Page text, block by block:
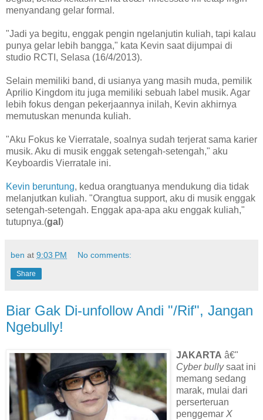
menyandang gelar formal.
"Jadi ya begitu, enggak pengin ngelanjutin kuliah, tapi kalau
punya gelar lebih bangga," kata Kevin saat dijumpai di
studio RCTI, Selasa (16/4/2013).
Selain memiliki band, di usianya yang masih muda, pemilik
Aprilio Kingdom itu juga memiliki sebuah label musik. Agar
lebih fokus dengan pekerjaannya inilah, Kevin akhirnya
memutuskan menunda kuliah.
"Aku Fokus ke Vierratale, soalnya sudah terjerat sama karier
musik. Aku di musik enggak setengah-setengah," aku
Keyboardis Vierratale ini.
Kevin beruntung, kedua orangtuanya mendukung dia tidak
melanjutkan kuliah. "Orangtua support, aku di musik enggak
setengah-setengah. Enggak apa-apa aku enggak kuliah,"
tutupnya.(gal )
ben at 9:03 PM No comments:
Share
Biar Gak Di-unfollow Andi "/Rif", Jangan
Ngebully!
JAKARTA â€"
Cyber bullysaat ini
memang sedang
marak, mulai dari
perserteruan
penggemar X